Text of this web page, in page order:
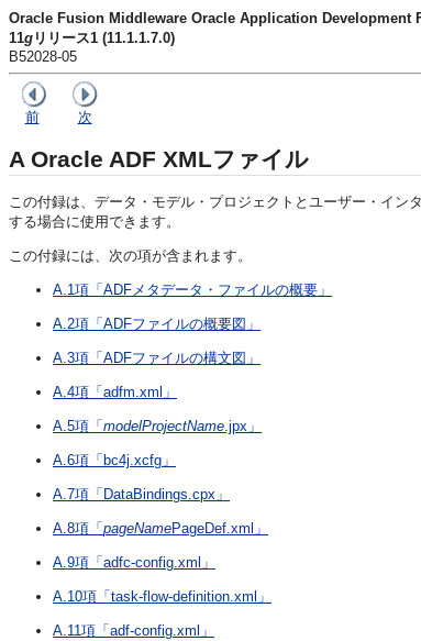
Oracle Fusion Middleware Oracle Application Development
11g リリース1 (11.1.1.7.0)
B52028-05
前 次
AOracle ADF XMLファイル
この付録は、データ・モデル・プロジェクトとユーザー・イ
する場合に使用できます。
この付録には、次の項が含まれます。
A.1項「ADFメタデータ・ファイルの概要」
A.2項「ADFファイルの概要図」
A.3項「ADFファイルの構文図」
A.4項「adfm.xml」
A.5項「modelProjectName .jpx」
A.6項「bc4j.xcfg」
A.7項「DataBindings.cpx」
A.8項「pageNamePageDef.xml」
A.9項「adfc-config.xml」
A.10項「task-flow-definition.xml」
A.11項「adf-config.xml」